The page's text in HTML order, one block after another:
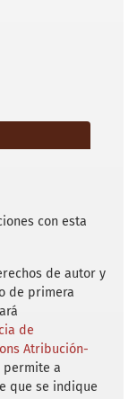
Poder y
México:
¿Un
con esta
de autor y
de primera
de
Atribución-
permite a
que se indique